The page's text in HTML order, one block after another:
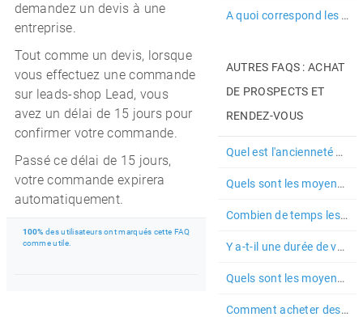
demandez un devis à une
entreprise.
Tout comme un devis, lorsque
vous effectuez une commande
sur leads-shop Lead, vous
avez un délai de 15 jours pour
confirmer votre commande.
Passé ce délai de 15 jours,
votre commande expirera
automatiquement.
100% des utilisateurs ont marqués cette FAQ
comme utile.
A quoi correspond les deux formules disponibles dans la salle des m...
AUTRES FAQS : ACHAT
DE PROSPECTS ET
RENDEZ-VOUS
Quel est l'ancienneté maximum des prospects proposés dans la salle ...
Quels sont les moyens de paiements acceptés dans la salle des march...
Combien de temps les prospects sont-ils proposés à la vente dans la...
Y a-t-il une durée de validité pour les crédits ?
Quels sont les moyens de paiements acceptés pour l'achat de crédits ?
Comment acheter des prospects avec mes crédits ?